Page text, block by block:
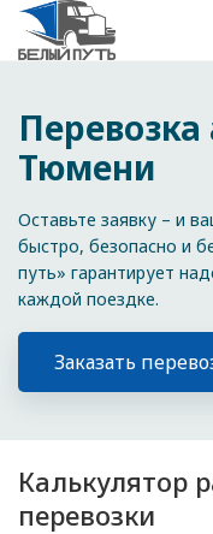
Тюмени
Оставьте заявку – и
быстро, безопасно и
путь» гарантирует
каждой поездке.
Заказать
Калькулятор
перевозки